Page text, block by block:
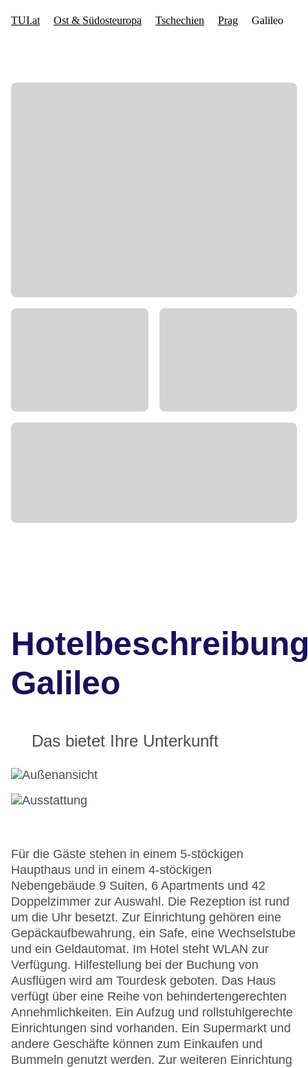
Galileo
Das bietet Ihre Unterkunft
Für die Gäste stehen in einem 5-stöckigen
Haupthaus und in einem 4-stöckigen
Nebengebäude 9 Suiten, 6 Apartments und 42
Doppelzimmer zur Auswahl. Die Rezeption ist rund
um die Uhr besetzt. Zur Einrichtung gehören eine
Gepäckaufbewahrung, ein Safe, eine Wechselstube
und ein Geldautomat. Im Hotel steht WLAN zur
Verfügung. Hilfestellung bei der Buchung von
Ausflügen wird am Tourdesk geboten. Das Haus
verfügt über eine Reihe von behindertengerechten
Annehmlichkeiten. Ein Aufzug und rollstuhlgerechte
Einrichtungen sind vorhanden. Ein Supermarkt und
andere Geschäfte können zum Einkaufen und
Bummeln genutzt werden. Zur weiteren Einrichtung